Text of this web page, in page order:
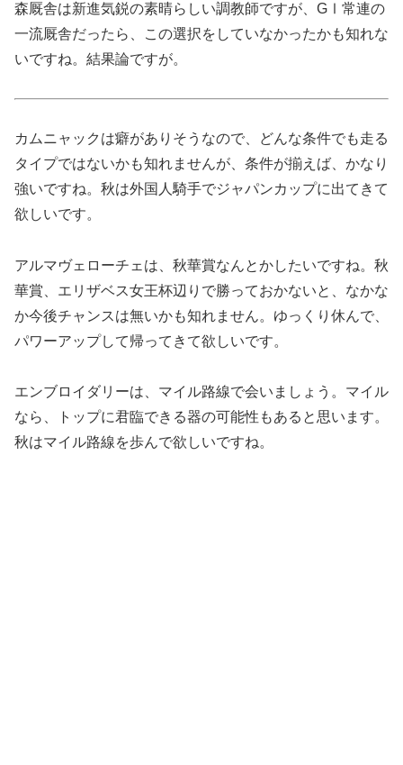
森厩舎は新進気鋭の素晴らしい調教師ですが、GⅠ常連の
一流厩舎だったら、この選択をしていなかったかも知れな
いですね。結果論ですが。
カムニャックは癖がありそうなので、どんな条件でも走る
タイプではないかも知れませんが、条件が揃えば、かなり
強いですね。秋は外国人騎手でジャパンカップに出てきて
欲しいです。
アルマヴェローチェは、秋華賞なんとかしたいですね。秋
華賞、エリザベス女王杯辺りで勝っておかないと、なかな
か今後チャンスは無いかも知れません。ゆっくり休んで、
パワーアップして帰ってきて欲しいです。
エンブロイダリーは、マイル路線で会いましょう。マイル
なら、トップに君臨できる器の可能性もあると思います。
秋はマイル路線を歩んで欲しいですね。